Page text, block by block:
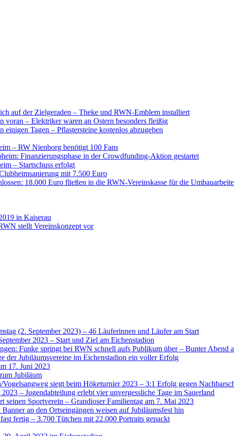
auf der Zielgeraden – Theke und RWN-Emblem installiert
voran – Elektriker waren an Ostern besonders fleißig
einigen Tagen – Pflastersteine kostenlos abzugeben
– RW Nienborg benötigt 100 Fans
Finanzierungsphase in der Crowdfunding-Aktion gestartet
– Startschuss erfolgt
mit 7.500 Euro
18.000 Euro fließen in die RWN-Vereinskasse für die
in Kaiserau
stellt Vereinskonzept vor
(2. September 2023) – 46 Läuferinnen und Läufer am Start
2023 – Start und Ziel am Eichenstadion
Funke springt bei RWN schnell aufs Publikum über – Bunter Abend
der Jubiläumsvereine im Eichenstadion ein voller Erfolg
17. Juni 2023
Jubiläum
Vogelsangweg siegt beim Höketurnier 2023 – 3:1 Erfolg gegen
– Jugendabteilung erlebt vier unvergessliche Tage im Sauerland
seinen Sportverein – Grandioser Familientag am 7. Mai 2023
an den Ortseingängen weisen auf Jubiläumsfest hin
fertig – 3.700 Tütchen mit 22.000 Portraits gepackt